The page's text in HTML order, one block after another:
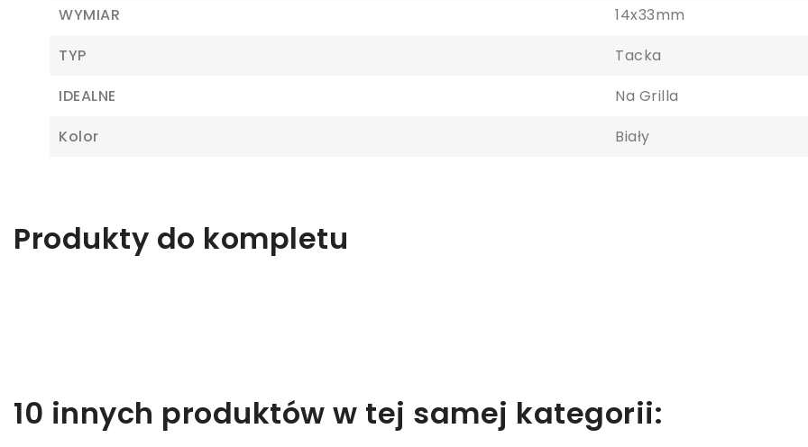
WYMIAR
14x33mm
TYP
Tacka
IDEALNE
Na Grilla
Kolor
Biały
Produkty do kompletu
10 innych produktów w tej samej kategorii: